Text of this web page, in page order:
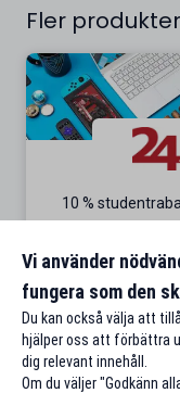
Fler
10 %
Till
Vi använder
fungera som den
Du kan också välja att
hjälper oss att förbättra
dig relevant innehåll.
Om du väljer "Godkänn